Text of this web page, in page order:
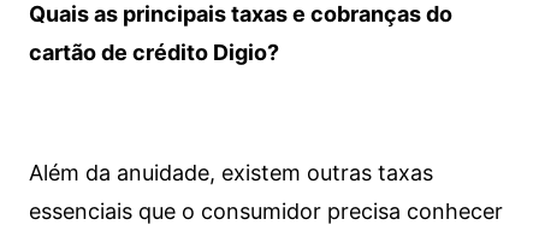
Quais as principais taxas e cobranças do
cartão de crédito Digio?
Além da anuidade, existem outras taxas
essenciais que o consumidor precisa conhecer